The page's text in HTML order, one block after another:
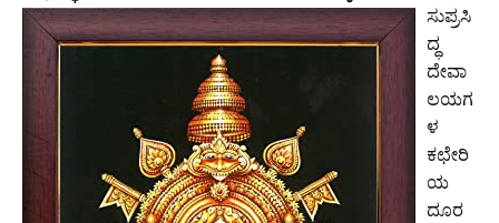
ಸುಪ್ರಸಿ
ದ್ಧ
ದೇವಾ
ಲಯಗ
ಳ
ಕಛೇರಿ
ಯ
ದೂರ